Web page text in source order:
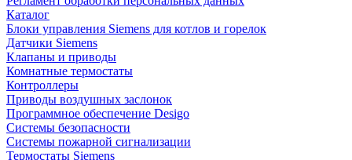
Каталог
Блоки управления Siemens для котлов и горелок
Датчики Siemens
Клапаны и приводы
Комнатные термостаты
Контроллеры
Приводы воздушных заслонок
Программное обеспечение Desigo
Системы безопасности
Системы пожарной сигнализации
Термостаты Siemens